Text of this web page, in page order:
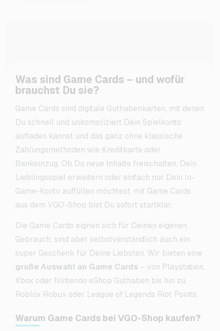
Was sind Game Cards – und wofür
brauchst Du sie?
Game Cards sind digitale Guthabenkarten, mit denen
Du schnell und unkompliziert Dein Spielkonto
aufladen kannst und das ganz ohne klassische
Zahlungsmethoden wie Kreditkarte oder
Bankeinzug. Ob Du neue Inhalte freischalten, Dein
Lieblingsspiel erweitern oder einfach nur Dein In-
Game-Konto auffüllen möchtest, mit Game Cards
aus dem VGO-Shop bist Du sofort startklar.
Die Game Cards eignen sich für Deinen eigenen
Gebrauch, sind aber selbstverständlich auch ein
super Geschenk für Deine Liebsten. Wir bieten eine
große Auswahl an Game Cards – von Playstation,
Xbox oder Nintendo eShop Guthaben bis hin zu
Roblox Robux oder League of Legends Riot Points.
Warum Game Cards bei VGO-Shop kaufen?